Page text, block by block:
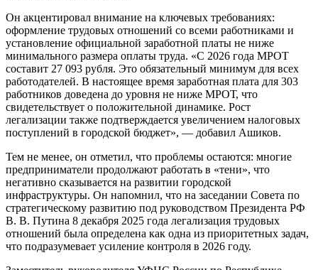
Он акцентировал внимание на ключевых требованиях:
оформление трудовых отношений со всеми работниками и
установление официальной заработной платы не ниже
минимального размера оплаты труда. «С 2026 года МРОТ
составит 27 093 рубля. Это обязательный минимум для всех
работодателей. В настоящее время заработная плата для 303
работников доведена до уровня не ниже МРОТ, что
свидетельствует о положительной динамике. Рост
легализации также подтверждается увеличением налоговых
поступлений в городской бюджет», — добавил Ашиков.
Тем не менее, он отметил, что проблемы остаются: многие
предприниматели продолжают работать в «тени», что
негативно сказывается на развитии городской
инфраструктуры. Он напомнил, что на заседании Совета по
стратегическому развитию под руководством Президента РФ
В. В. Путина 8 декабря 2025 года легализация трудовых
отношений была определена как одна из приоритетных задач,
что подразумевает усиление контроля в 2026 году.